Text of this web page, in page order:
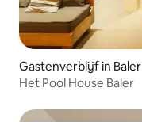
Gastenverblijf in Baler
Het Pool House Baler